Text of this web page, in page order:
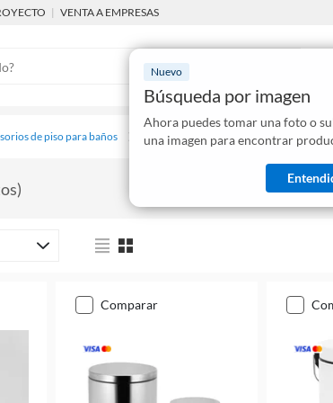
| VENTA A EMPRESAS
Nuevo
Búsqueda por imagen
Ahora puedes tomar una foto o
una imagen para encontrar
de piso para baños tachos, basureros y papeleros
)
comparar